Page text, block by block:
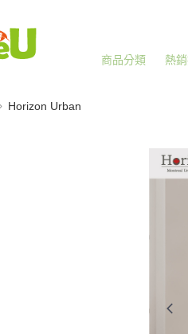
商品分類 熱
Horizon Urban